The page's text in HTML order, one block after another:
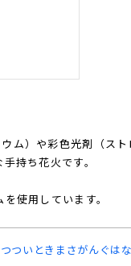
ム）や彩色光剤（ス
持ち花火です。
使用しています。
ついときまさがんぐは